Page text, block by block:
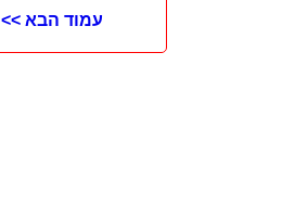
עמוד הבא >>